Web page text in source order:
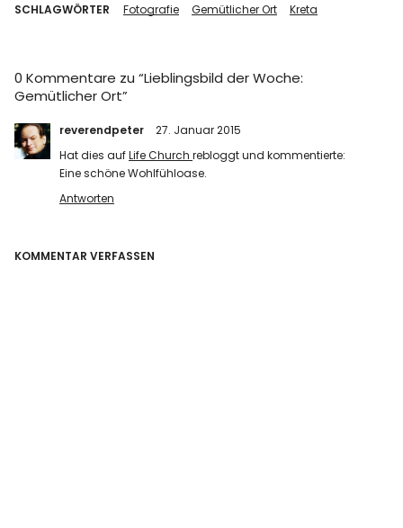
SCHLAGWÖRTER Fotografie Gemütlicher Ort Kreta
0 Kommentare zu “Lieblingsbild der Woche:
Gemütlicher Ort”
reverendpeter
27. Januar 2015
Hat dies aufLife Churchrebloggt und kommentierte:
Eine schöne Wohlfühloase.
Antworten
KOMMENTAR VERFASSEN